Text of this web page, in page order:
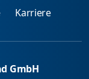
Karriere
GmbH